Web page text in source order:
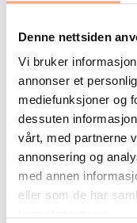
Denne nettsiden
Vi bruker
annonser et
mediefunksjoner og
dessuten
vårt, med partnerne
annonsering og
med annen
eller som de har
så vi kan
Best
Har du opplevd
punktlighet i
kontroll av
ikke være.